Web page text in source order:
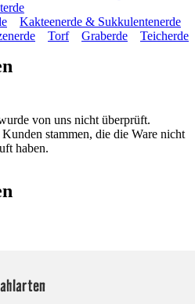
Kakteenerde & Sukkulentenerde
Torf Graberde Teicherde
von uns nicht überprüft.
stammen, die die Ware nicht
haben.